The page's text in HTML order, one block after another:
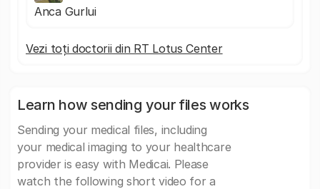
Anca Gurlui
Vezi toți doctorii din RT Lotus Center
Learn how sending your files works
Sending your medical files, including
your medical imaging to your healthcare
provider is easy with Medicai. Please
watch the following short video for a